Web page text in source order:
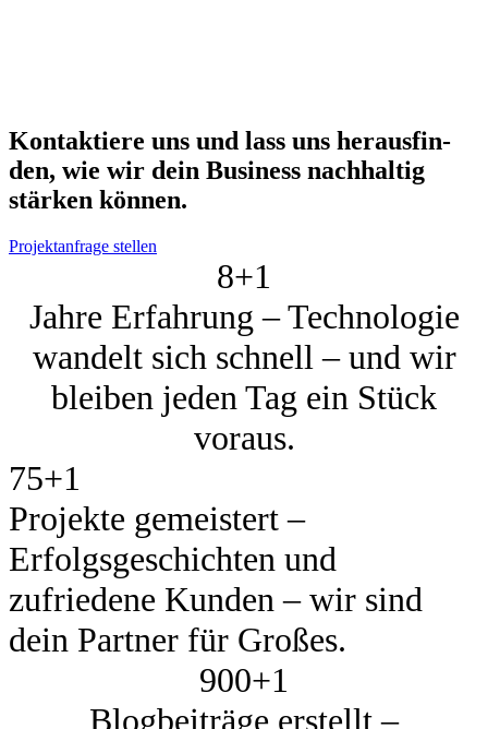
Kon­tak­tie­re uns und lass uns her­aus­fin­
den, wie wir dein Busi­ness nach­hal­tig
stär­ken kön­nen.
Projektanfrage stellen
8+1
Jahre Erfahrung – Technologie
wandelt sich schnell – und wir
bleiben jeden Tag ein Stück
voraus.
75+1
Projekte gemeistert –
Erfolgsgeschichten und
zufriedene Kunden – wir sind
dein Partner für Großes.
900+1
Blogbeiträge erstellt –